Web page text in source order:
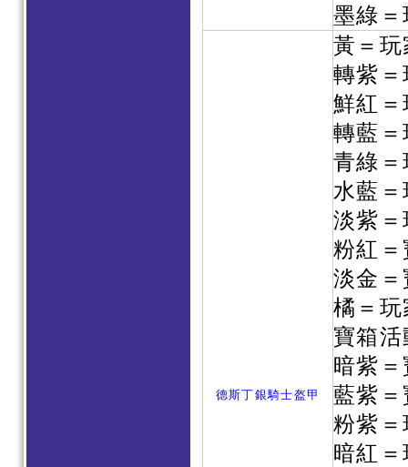
墨綠
德斯丁銀騎士盔甲
黃＝
轉紫
鮮紅
轉藍
青綠
水藍
淡紫
粉紅
淡金
橘＝
寶箱活
暗紫
藍紫
粉紫
暗紅